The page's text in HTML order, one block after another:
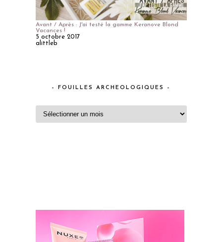
Avant / Après : J'ai testé la gamme Keranove Blond
Vacances !
5 octobre 2017
alittleb
– FOUILLES ARCHEOLOGIQUES –